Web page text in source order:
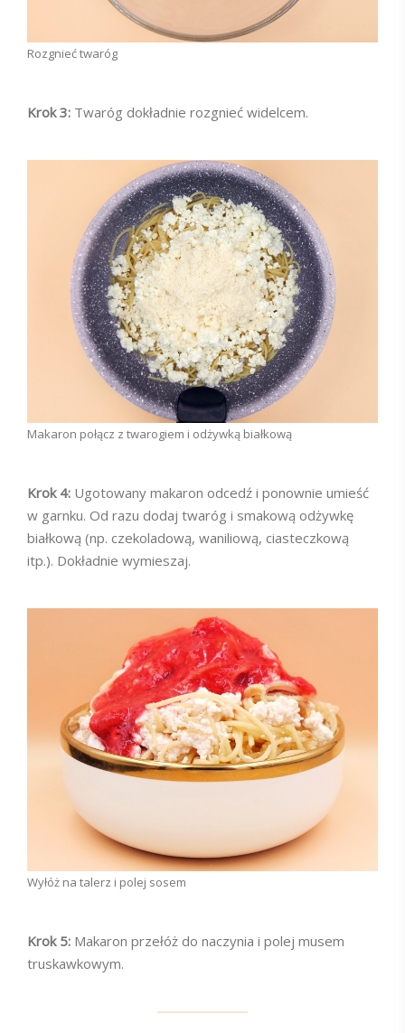
Rozgnieć twaróg
Krok 3: Twaróg dokładnie rozgnieć widelcem.
Makaron połącz z twarogiem i odżywką białkową
Krok 4: Ugotowany makaron odcedź i ponownie umieść
w garnku. Od razu dodaj twaróg i smakową odżywkę
białkową (np. czekoladową, waniliową, ciasteczkową
itp.). Dokładnie wymieszaj.
Wyłóż na talerz i polej sosem
Krok 5: Makaron przełóż do naczynia i polej musem
truskawkowym.